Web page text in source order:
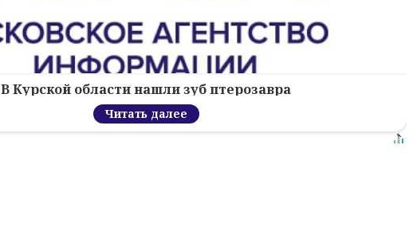
В Курской области нашли зуб птерозавра
Читать далее